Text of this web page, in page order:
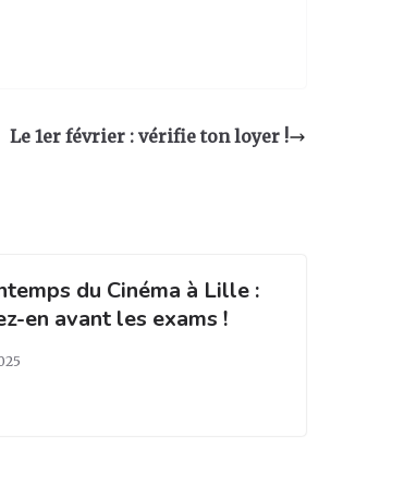
Le 1er février : vérifie ton loyer !
du Cinéma à Lille :
en avant les exams !